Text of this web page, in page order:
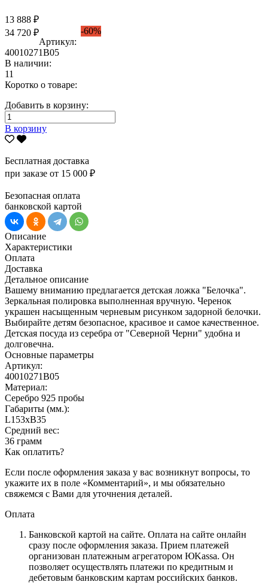
13 888 ₽
34 720 ₽
-60%
Артикул:
40010271В05
В наличии:
11
Коротко о товаре:
Добавить в корзину:
В корзину
Бесплатная доставка
при заказе от 15 000 ₽
Безопасная оплата
банковской картой
Описание
Характеристики
Оплата
Доставка
Детальное описание
Вашему вниманию предлагается детская ложка "Белочка".
Зеркальная полировка выполненная вручную. Черенок
украшен насыщенным черневым рисунком задорной белочки.
Выбирайте детям безопасное, красивое и самое качественное.
Детская посуда из серебра от "Северной Черни" удобна и
долговечна.
Основные параметры
Артикул:
40010271В05
Материал:
Серебро 925 пробы
Габариты (мм.):
L153хB35
Средний вес:
36 грамм
Как оплатить?
Если после оформления заказа у вас возникнут вопросы, то
укажите их в поле «Комментарий», и мы обязательно
свяжемся с Вами для уточнения деталей.
Оплата
Банковской картой на сайте. Оплата на сайте онлайн
сразу после оформления заказа. Прием платежей
организован платежным агрегатором ЮKassa. Он
позволяет осуществлять платежи по кредитным и
дебетовым банковским картам российских банков.